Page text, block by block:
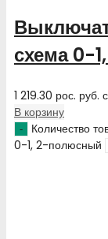
схема 0-
1 219.30 рос. руб.
В корзину
Количество
0-1, 2-полюсный